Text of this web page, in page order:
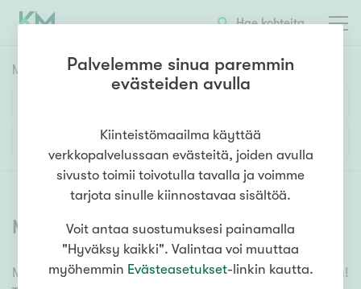
Hae kohteita
Myyntikohteet
1h 2h 3h 4h 5h+
Asuntotyyppi
Kerros-/luhtitalo
Rivitalo/paritalo
Lisää hakuehtoja
Myytävät asunnot (6338)
Meiltä löydät myytävät asunnot, oli tarpeesi mikä vain!
Palvelemme sinua paremmin
evästeiden avulla
Kiinteistömaailma käyttää
verkkopalvelussaan evästeitä, joiden avulla
sivusto toimii toivotulla tavalla ja voimme
tarjota sinulle kiinnostavaa sisältöä.
Voit antaa suostumuksesi painamalla
"Hyväksy kaikki". Valintaa voi muuttaa
myöhemmin Evästeasetukset-linkin kautta.